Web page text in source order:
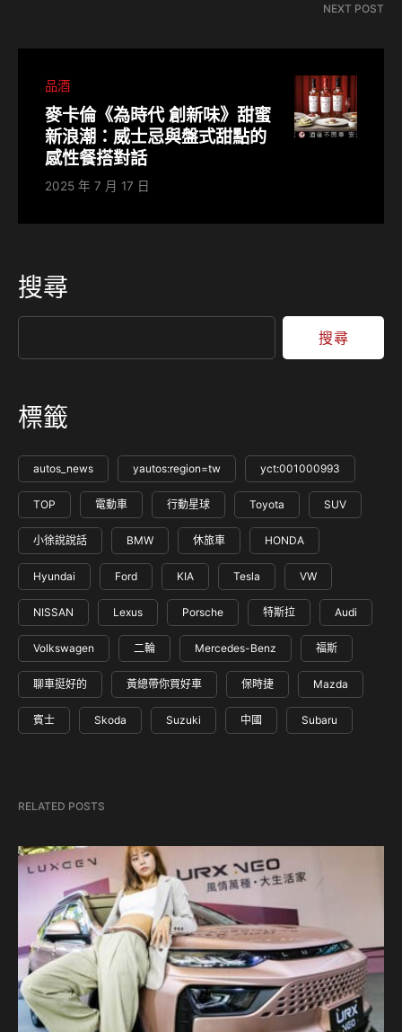
NEXT POST
品酒
麥卡倫《為時代 創新味》甜蜜
新浪潮：威士忌與盤式甜點的
感性餐搭對話
2025 年 7 月 17 日
搜尋
搜尋
標籤
autos_news yautos:region=tw yct:001000993
TOP 電動車 行動星球 Toyota SUV
小徐說說話 BMW 休旅車 HONDA
Hyundai Ford KIA Tesla VW
NISSAN Lexus Porsche 特斯拉 Audi
Volkswagen 二輪 Mercedes-Benz 福斯
聊車挺好的 黃總帶你買好車 保時捷 Mazda
賓士 Skoda Suzuki 中國 Subaru
RELATED POSTS